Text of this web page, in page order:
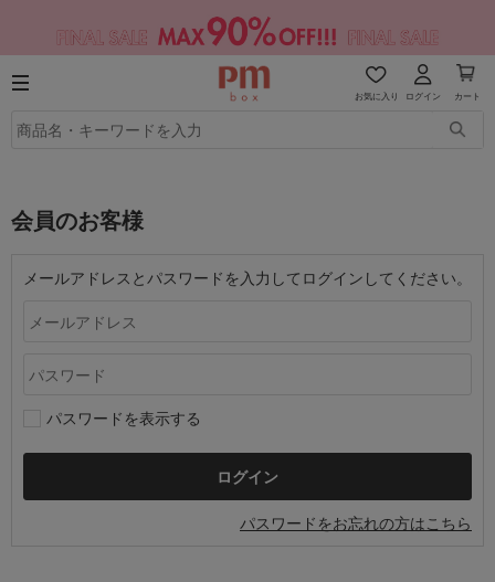
お気に入り ログイン カート
会員のお客様
メールアドレスとパスワードを入力してログインしてください。
パスワードを表示する
パスワードをお忘れの方はこちら